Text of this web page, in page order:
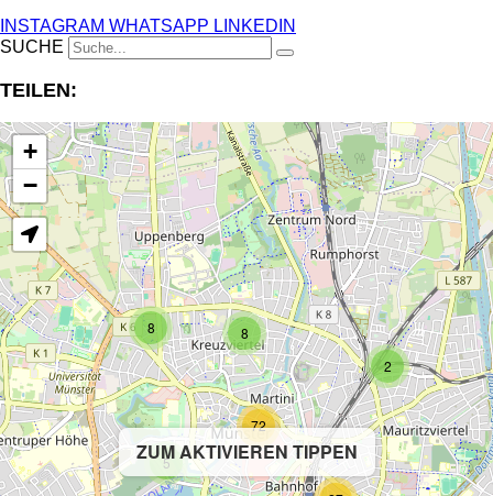
INSTAGRAM WHATSAPP LINKEDIN
SUCHE
TEILEN:
ZUM AKTIVIEREN TIPPEN
2
8 8
5
72
+
−